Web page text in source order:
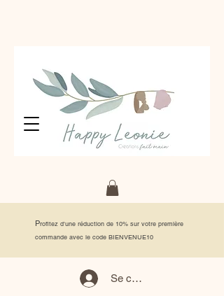
Profitez d'une réduction de 10% sur votre première
commande avec le code BIENVENUE10
Se connecter